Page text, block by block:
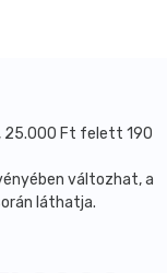
25.000 Ft felett 190
változhat, a
láthatja.